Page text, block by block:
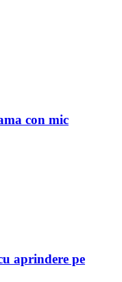
con mic
aprindere pe